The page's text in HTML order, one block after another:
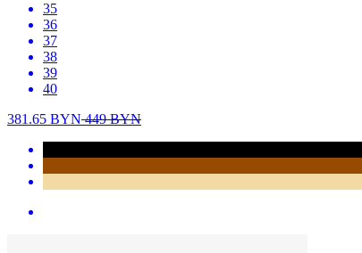
35
36
37
38
39
40
381.65 BYN449BYN